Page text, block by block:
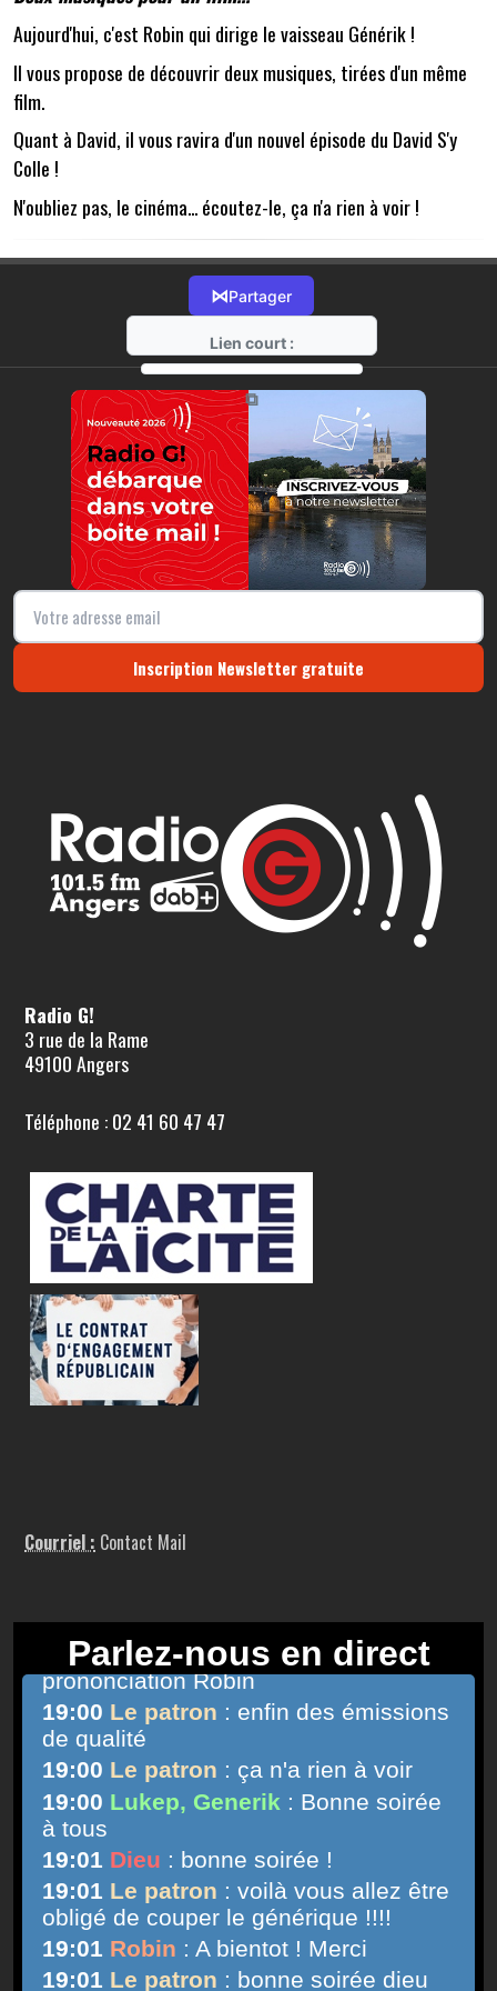
Aujourd'hui, c'est Robin qui dirige le vaisseau Générik !
Il vous propose de découvrir deux musiques, tirées d'un même
film.
Quant à David, il vous ravira d'un nouvel épisode du David S'y
Colle !
N'oubliez pas, le cinéma... écoutez-le, ça n'a rien à voir !
⋈Partager
Lien court :
https://radio-g.fr?12989
⧉
Inscription Newsletter gratuite
Radio G!
3 rue de la Rame
49100 Angers
Téléphone : 02 41 60 47 47
Courriel : Contact Mail